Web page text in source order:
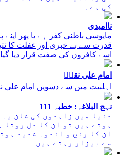
کی ہے۔
ناامیدی
مایوسی باطنی کفر ہے یا پھر
قدرت سے بے خبری اور غفلت کا
اسے کافروں کی صفت قرار دیا
امام علی نقیؑ
اہلبیت میں سے دسویں امام
نہج البلاغہ: خطبہ 111
دنیا میں زاہدوں کی شان
ہوتے ہیں تو ان کا دل روتا
ان کا رنج و اندوہ شدید
سے بیزار رہتے ہیں